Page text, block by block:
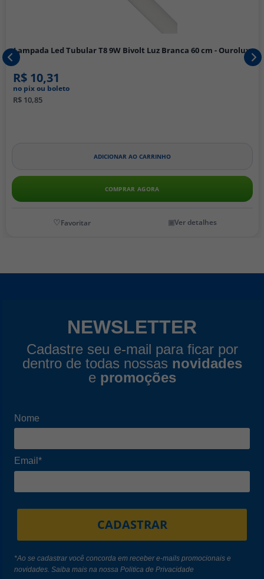
Lampada Led Tubular T8 9W Bivolt Luz Branca 60 cm - Ourolux
R$ 10,31
no pix ou boleto
R$ 10,85
ADICIONAR AO CARRINHO
COMPRAR AGORA
Ver detalhes
NEWSLETTER
Cadastre seu e-mail para ficar por
dentro de todas nossas novidades
e promoções
Nome
Email*
CADASTRAR
*Ao se cadastrar você concorda em receber e-mails promocionais e
novidades. Saiba mais na nossaPolitica de Privacidade